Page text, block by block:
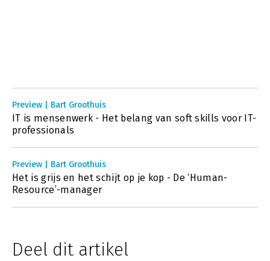
Preview | Bart Groothuis
IT is mensenwerk - Het belang van soft skills voor IT-
professionals
Preview | Bart Groothuis
Het is grijs en het schijt op je kop - De ‘Human-
Resource’-manager
Deel dit artikel